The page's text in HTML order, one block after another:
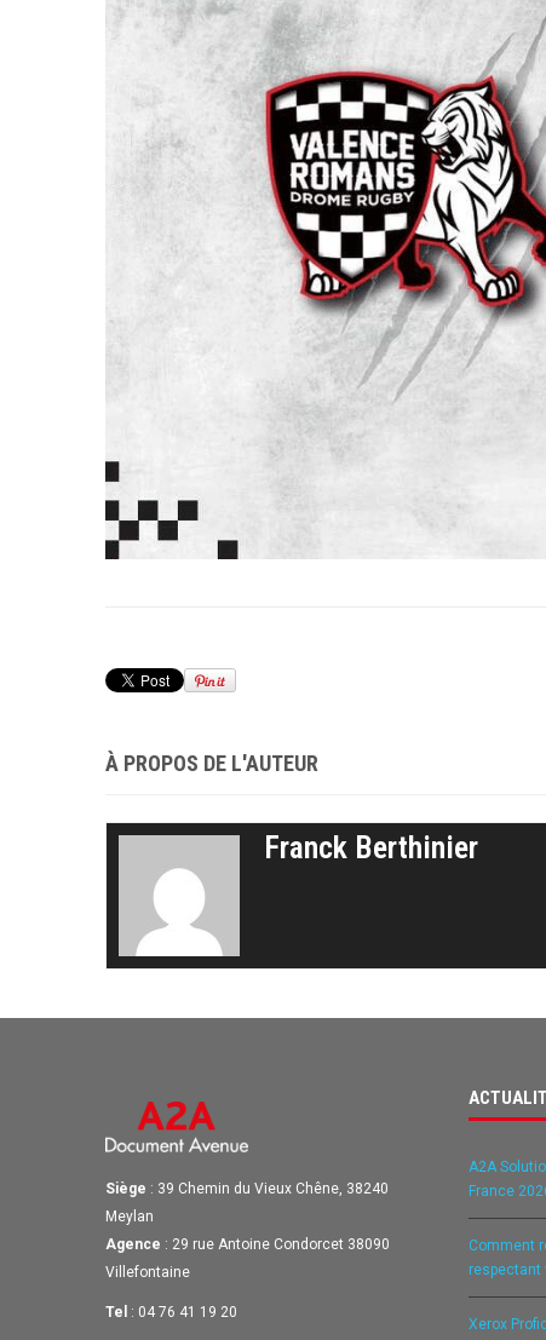
À PROPOS DE L'AUTEUR
Franck Berthinier
Siège : 39 Chemin du Vieux Chêne, 38240
Meylan
Agence : 29 rue Antoine Condorcet 38090
Villefontaine
Tel : 04 76 41 19 20
A2A
France
Comment
respectant
Xerox